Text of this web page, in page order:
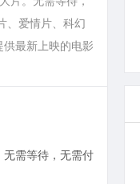
、爱情片、科幻
最新上映的电影
需等待，无需付